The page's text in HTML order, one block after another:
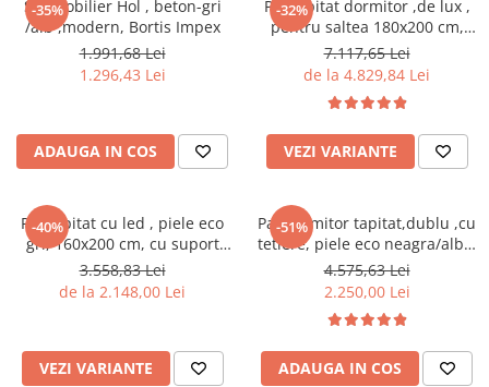
-35%
Set mobilier Hol , beton-gri
/alb ,modern, Bortis Impex
1.991,68 Lei
1.296,43 Lei
ADAUGA IN COS
-32%
Pat tapitat dormitor ,de lux ,
pentru saltea 180x200 cm,
stofa gri,cu sertare si suport
saltea inclus
7.117,65 Lei
de la 4.829,84 Lei
VEZI VARIANTE
-40%
Pat tapitat cu led , piele eco
gri, 160x200 cm, cu suport
saltea inclus,Bortis Impex
3.558,83 Lei
de la 2.148,00 Lei
VEZI VARIANTE
-51%
Pat dormitor tapitat,dublu ,cu
tetiere, piele eco neagra/alba,
suport saltea
inclus,160x200,Bortis
4.575,63 Lei
2.250,00 Lei
ADAUGA IN COS